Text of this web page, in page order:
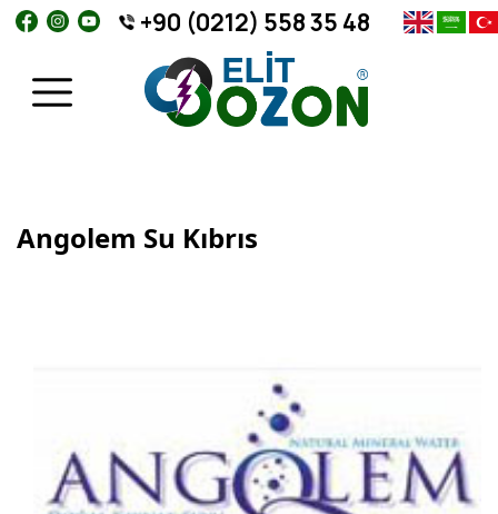
Angolem Su Kıbrıs
+90 (0212) 558 35 48